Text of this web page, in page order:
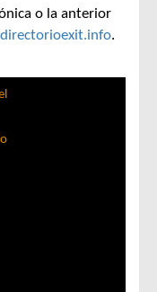
o la anterior
.